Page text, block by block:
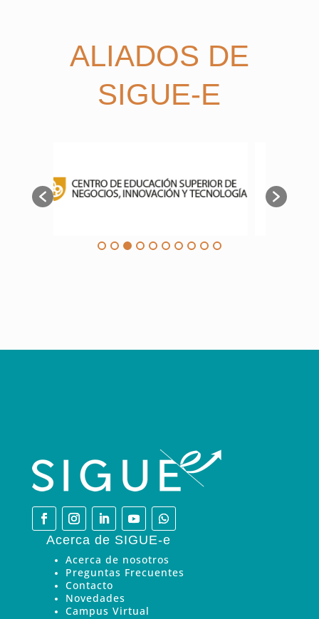
ALIADOS DE
SIGUE-E
Acerca de SIGUE-e
Acerca de nosotros
Preguntas Frecuentes
Contacto
Novedades
Campus Virtual